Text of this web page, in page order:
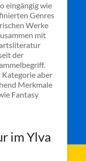
eingängig wie
Genres
Werke
mit
der
Kategorie aber
Merkmale
Fantasy
im Ylva